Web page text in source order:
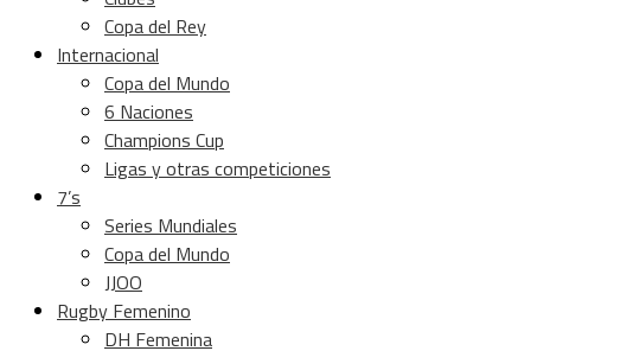
Copa del Rey
Internacional
Copa del Mundo
6 Naciones
Champions Cup
Ligas y otras competiciones
7’s
Series Mundiales
Copa del Mundo
JJOO
Rugby Femenino
DH Femenina